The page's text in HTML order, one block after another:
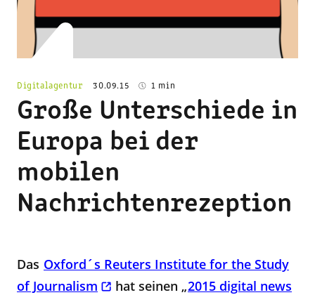
Digitalagentur 30.09.15 1 min
Große Unterschiede in
Europa bei der
mobilen
Nachrichtenrezeption
Das Oxford´s Reuters Institute for the Study
of Journalism
hat seinen „2015 digital news